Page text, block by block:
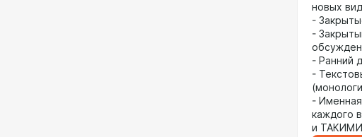
новых
-
-
- Ранний
-
-
каждого
и